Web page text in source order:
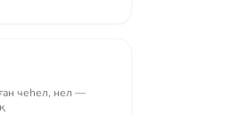
чеһел, нел —